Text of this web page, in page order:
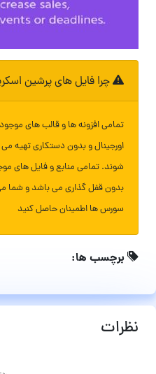
چرا فایل های پرشین
تمامی افزونه ها و قالب های
اورجینال و بدون دستکاری تهیه
شوند. تمامی منابع و فایل های
بدون قفل گذاری می باشد و شما
سورس ها اطمینان حاصل کنید
برچسب ها:
نظرات